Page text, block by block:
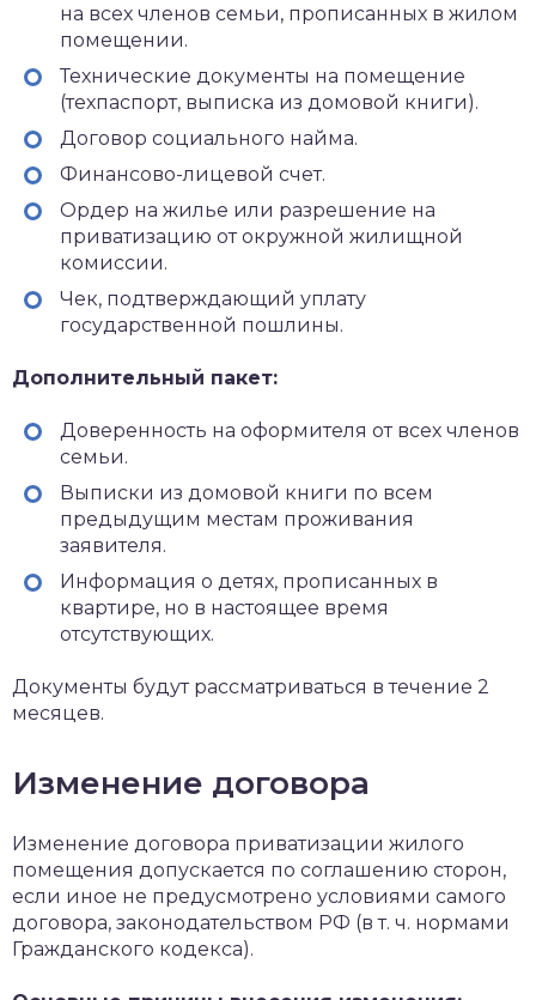
на всех членов семьи, прописанных в жилом
помещении.
Технические документы на помещение
(техпаспорт, выписка из домовой книги).
Договор социального найма.
Финансово-лицевой счет.
Ордер на жилье или разрешение на
приватизацию от окружной жилищной
комиссии.
Чек, подтверждающий уплату
государственной пошлины.
Дополнительный пакет:
Доверенность на оформителя от всех членов
семьи.
Выписки из домовой книги по всем
предыдущим местам проживания
заявителя.
Информация о детях, прописанных в
квартире, но в настоящее время
отсутствующих.
Документы будут рассматриваться в течение 2
месяцев.
Изменение договора
Изменение договора приватизации жилого
помещения допускается по соглашению сторон,
если иное не предусмотрено условиями самого
договора, законодательством РФ (в т. ч. нормами
Гражданского кодекса).